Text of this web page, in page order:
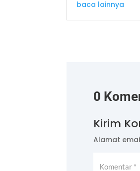
baca lainnya
0
Kirim
Alamat